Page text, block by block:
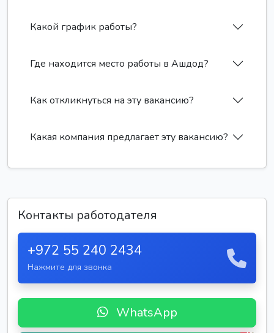
Какой график работы?
Где находится место работы в Ашдод?
Как откликнуться на эту вакансию?
Какая компания предлагает эту вакансию?
Контакты работодателя
+972 55 240 2434
Нажмите для звонка
WhatsApp